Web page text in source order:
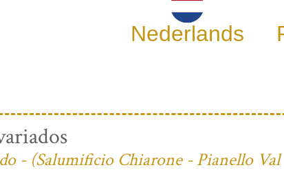
Nederlands
- (Salumificio Chiarone - Pianello